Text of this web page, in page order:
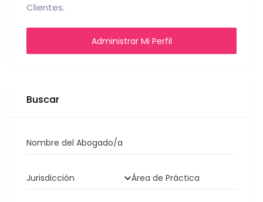
Clientes.
Administrar Mi Perfil
Buscar
Nombre del Abogado/a
Jurisdicción Área de Práctica